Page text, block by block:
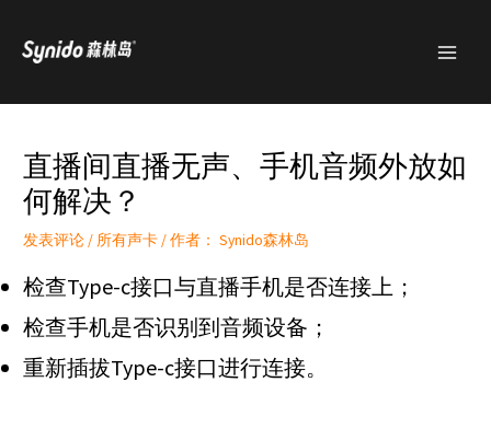
直播间直播无声、手机音频外放如
何解决？
发表评论/ 所有声卡/ 作者： Synido森林岛
检查Type-c接口与直播手机是否连接上；
检查手机是否识别到音频设备；
重新插拔Type-c接口进行连接。